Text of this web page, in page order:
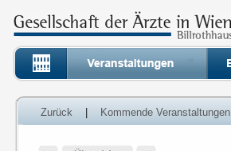
Zurück Kommende Veranstaltungen